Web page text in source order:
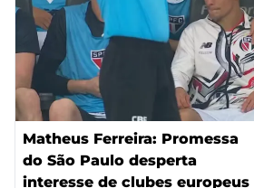
Matheus Ferreira: Promessa
do São Paulo desperta
interesse de clubes europeus